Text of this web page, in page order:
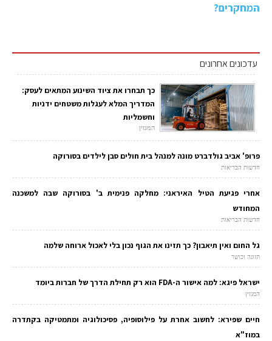
המחקרים?
עדכונים אחרונים
כך תבחרו את ציוד השינוע המתאים לעסק:
המדריך המלא לעגלות משטחים ידניות
וחשמליות
המגזין
פרופ' אביב גולדברט מונה למנהל בית חולים סבן לילדים בסורוקה
חדשות הבריאות
אחרי פגיעת הטיל האיראני: מחלקה פנימית ב' בסורוקה שבה למשכנה
המחודש
חדשות הבריאות
גל החום ואין תיאבון? כך תזינו את הגוף נכון בלי לאכול ארוחה שלמה
תזונה וכושר
ישראל פיגא: למה אישור ה-FDA הוא רק תחילת הדרך של חברות ביומד
המגזין
חיים שפירא: לחשוב אחרת על פילוסופיה, פסיכולוגיה ומתמטיקה בקתדרה
במוז"א